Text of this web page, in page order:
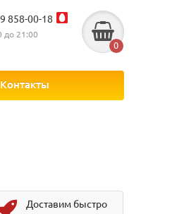
858-00-18
до 21:00
0
Контакты
Доставим быстро